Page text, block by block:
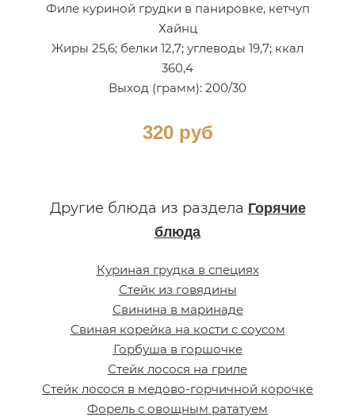
Филе куриной грудки в панировке, кетчуп
Хайнц
Жиры 25,6; белки 12,7; углеводы 19,7; ккал
360,4
Выход (грамм): 200/30
320 руб
Другие блюда из раздела Горячие
блюда
Куриная грудка в специях
Стейк из говядины
Свинина в маринаде
Свиная корейка на кости с соусом
Горбуша в горшочке
Стейк лосося на гриле
Стейк лосося в медово-горчичной корочке
Форель с овощным рататуем